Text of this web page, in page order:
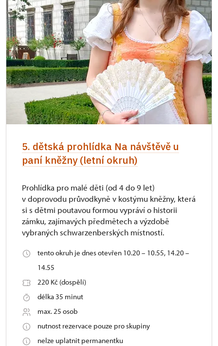
5. dětská prohlídka Na návštěvě u
paní kněžny (letní okruh)
Prohlídka pro malé děti (od 4 do 9 let)
v doprovodu průvodkyně v kostýmu kněžny, která
si s dětmi poutavou formou vypráví o historii
zámku, zajímavých předmětech a výzdobě
vybraných schwarzenberských místností.
tento okruh je dnes otevřen 10.20 – 10.55, 14.20 –
14.55
220 Kč (dospělí)
délka 35 minut
max. 25 osob
nutnost rezervace pouze pro skupiny
nelze uplatnit permanentku